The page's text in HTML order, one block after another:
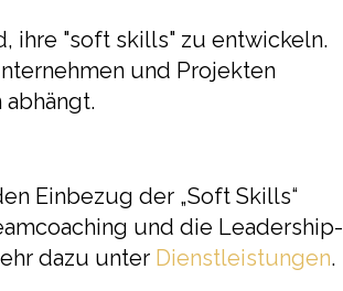
ihre "soft skills" zu entwickeln.
und Projekten
Einbezug der „Soft Skills“
und die Leadership-
dazu unter Dienstleistungen.